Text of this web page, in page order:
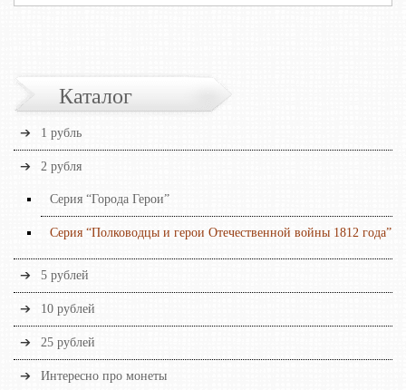
Каталог
1 рубль
2 рубля
Серия “Города Герои”
Серия “Полководцы и герои Отечественной войны 1812 года”
5 рублей
10 рублей
25 рублей
Интересно про монеты